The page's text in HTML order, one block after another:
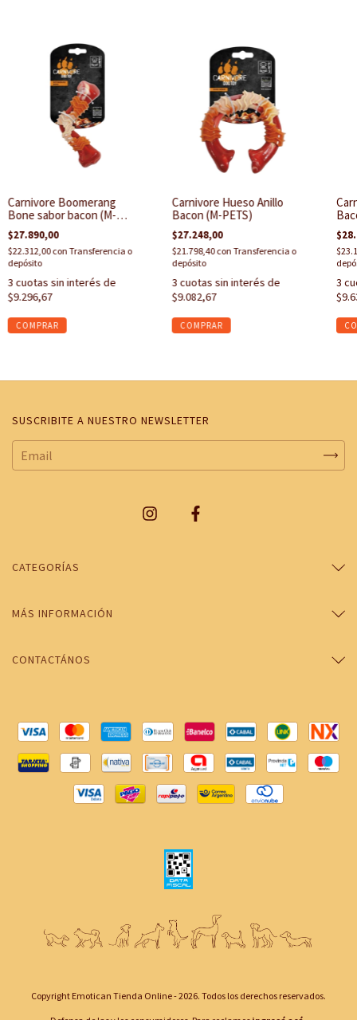
Carnivore Boomerang
Bone sabor bacon (M-
PETS)
$27.890,00
$22.312,00conTransferencia o
depósito
3 cuotas sin interés de
$9.296,67
Carnivore Hueso Anillo
Bacon (M-PETS)
$27.248,00
$21.798,40conTransferencia o
depósito
3 cuotas sin interés de
$9.082,67
3
SUSCRIBITE A NUESTRO NEWSLETTER
CATEGORÍAS
MÁS INFORMACIÓN
CONTACTÁNOS
Copyright Emotican Tienda Online - 2026. Todos los derechos reservados.